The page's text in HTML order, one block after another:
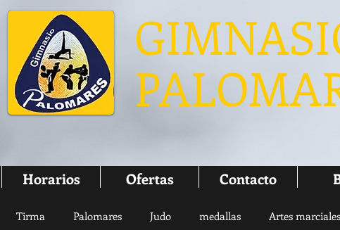
Horarios Ofertas Contacto
Tirma Palomares Judo medallas Artes marciales